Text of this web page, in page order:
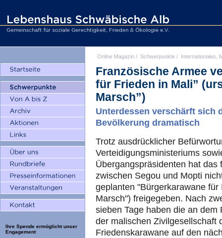
Ihre Spende ermöglicht unser
Engagement
Online Magazin / Schwerpunkte / Internationales,
Französische Armee
für Frieden in Mali”
Marsch”)
Unterdessen verschärft sich
Bevölkerung dramatisch
Trotz ausdrücklicher
Verteidigungsministeriums
Übergangspräsidenten hat
zwischen Segou und Mopti
geplanten "Bürgerkarawane
Marsch") freigegeben. Nach
sieben Tage haben die an
der malischen Zivilgesellschaft
Friedenskarawane auf den